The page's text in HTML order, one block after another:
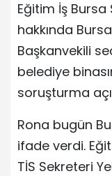
Eğitim İş Bursa
hakkında
Başkanvekili
belediye
soruşturma
Rona bugün
ifade verdi.
TİS Sekreteri